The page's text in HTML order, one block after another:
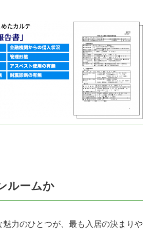
ルームか
魅力のひとつが、最も入居の決まりや